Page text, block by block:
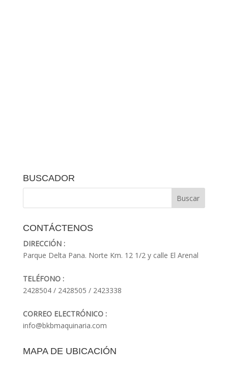
BUSCADOR
CONTÁCTENOS
DIRECCIÓN :
Parque Delta Pana. Norte Km. 12 1/2 y calle El Arenal
TELÉFONO :
2428504 / 2428505 / 2423338
CORREO ELECTRÓNICO :
info@bkbmaquinaria.com
MAPA DE UBICACIÓN